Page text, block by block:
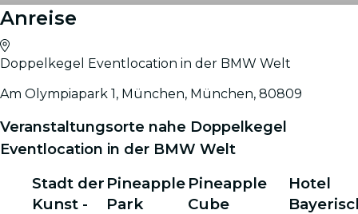
Galerie
Anreise
Doppelkegel Eventlocation in der BMW Welt
Am Olympiapark 1, München, München, 80809
Veranstaltungsorte nahe Doppelkegel
Eventlocation in der BMW Welt
Stadt der
Kunst -
Pineapple
Park
Pineapple
Cube
Hotel